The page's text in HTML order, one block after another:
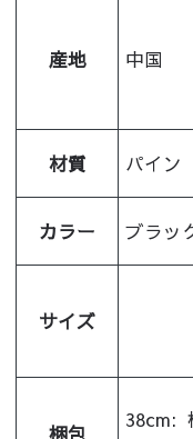
産地 中国
材質 パイン
カラー ブラッ
サイズ
梱包
38cm: